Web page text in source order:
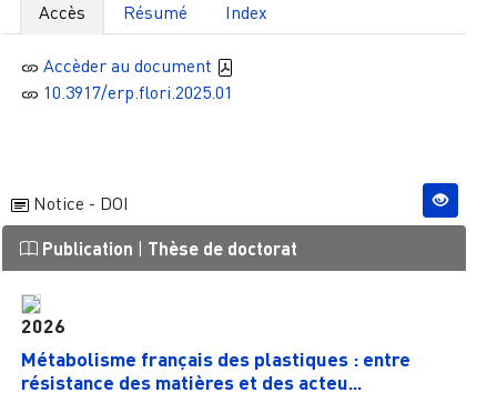
Accès Résumé Index
Accèder au document
10.3917/erp.flori.2025.01
Notice - DOI
Publication | Thèse de doctorat
2026
Métabolisme français des plastiques : entre
résistance des matières et des acteu...